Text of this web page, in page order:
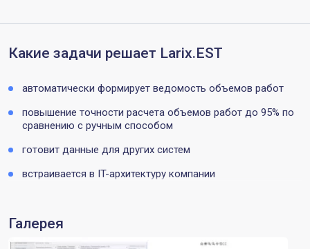
Какие задачи решает Larix.EST
автоматически формирует ведомость объемов работ
повышение точности расчета объемов работ до 95% по
сравнению с ручным способом
готовит данные для других систем
встраивается в IT-архитектуру компании
Галерея